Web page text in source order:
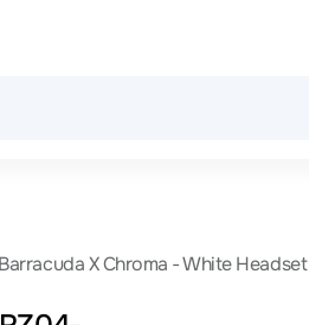
X Chroma - White Headset